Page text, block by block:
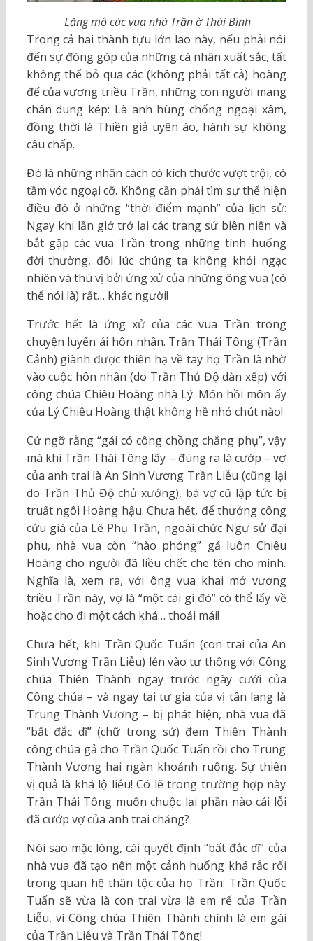
Lăng mộ các vua nhà Trần ờ Thái Bình
Trong cả hai thành tựu lớn lao này, nếu phải nói
đến sự đóng góp của những cá nhân xuất sắc, tất
không thể bỏ qua các (không phải tất cả) hoàng
đế của vương triều Trần, những con người mang
chân dung kép: Là anh hùng chống ngoại xâm,
đồng thời là Thiền giả uyên áo, hành sự không
câu chấp.
Đó là những nhân cách có kích thước vượt trội, có
tầm vóc ngoại cỡ. Không cần phải tìm sự thể hiện
điều đó ở những “thời điểm mạnh” của lịch sử:
Ngay khi lần giở trở lại các trang sử biên niên và
bắt gặp các vua Trần trong những tình huống
đời thường, đôi lúc chúng ta không khỏi ngạc
nhiên và thú vị bởi ứng xử của những ông vua (có
thể nói là) rất… khác người!
Trước hết là ứng xử của các vua Trần trong
chuyện luyến ái hôn nhân. Trần Thái Tông (Trần
Cảnh) giành được thiên hạ về tay họ Trần là nhờ
vào cuộc hôn nhân (do Trần Thủ Độ dàn xếp) với
công chúa Chiêu Hoàng nhà Lý. Món hồi môn ấy
của Lý Chiêu Hoàng thật không hề nhỏ chút nào!
Cứ ngỡ rằng “gái có công chồng chẳng phụ”, vậy
mà khi Trần Thái Tông lấy – đúng ra là cướp – vợ
của anh trai là An Sinh Vương Trần Liễu (cũng lại
do Trần Thủ Độ chủ xướng), bà vợ cũ lập tức bị
truất ngôi Hoàng hậu. Chưa hết, để thưởng công
cứu giá của Lê Phụ Trần, ngoài chức Ngự sử đại
phu, nhà vua còn “hào phóng” gả luôn Chiêu
Hoàng cho người đã liều chết che tên cho mình.
Nghĩa là, xem ra, với ông vua khai mở vương
triều Trần này, vợ là “một cái gì đó” có thể lấy về
hoặc cho đi một cách khá… thoải mái!
Chưa hết, khi Trần Quốc Tuấn (con trai của An
Sinh Vương Trần Liễu) lẻn vào tư thông với Công
chúa Thiên Thành ngay trước ngày cưới của
Công chúa – và ngay tại tư gia của vị tân lang là
Trung Thành Vương – bị phát hiện, nhà vua đã
“bất đắc dĩ” (chữ trong sử) đem Thiên Thành
công chúa gả cho Trần Quốc Tuấn rồi cho Trung
Thành Vương hai ngàn khoảnh ruộng. Sự thiên
vị quả là khá lộ liễu! Có lẽ trong trường hợp này
Trần Thái Tông muốn chuộc lại phần nào cái lỗi
đã cướp vợ của anh trai chăng?
Nói sao mặc lòng, cái quyết định “bất đắc dĩ” của
nhà vua đã tạo nên một cảnh huống khá rắc rối
trong quan hệ thân tộc của họ Trần: Trần Quốc
Tuấn sẽ vừa là con trai vừa là em rể của Trần
Liễu, vì Công chúa Thiên Thành chính là em gái
của Trần Liễu và Trần Thái Tông!